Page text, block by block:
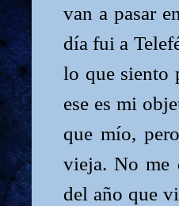
van a pasar
día fui a
lo que siento
ese es mi
que mío,
vieja. No me
del año que